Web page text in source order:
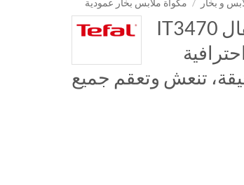
و بخار / مكواة ملابس بخار عمودية
مكواة ملابس بخار عمودية تيفال IT3470
احترافية
42 جرام/دقيقة، تنعش وتعقم جميع